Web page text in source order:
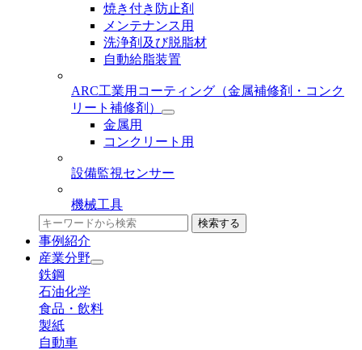
焼き付き防止剤
メンテナンス用
洗浄剤及び脱脂材
自動給脂装置
ARC工業用コーティング （金属補修剤・コンク
リート補修剤）
金属用
コンクリート用
設備監視センサー
機械工具
検索する
事例紹介
産業分野
鉄鋼
石油化学
食品・飲料
製紙
自動車